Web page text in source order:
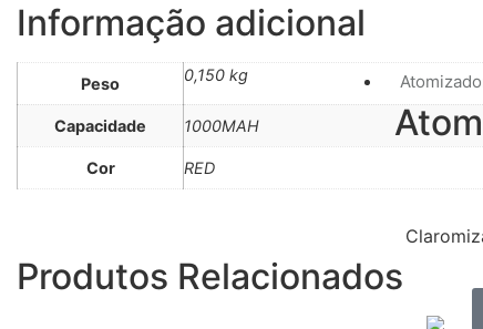
Informação adicional
Peso 0,150 kg
Capacidade 1000MAH
Cor RED
Produtos Relacionados